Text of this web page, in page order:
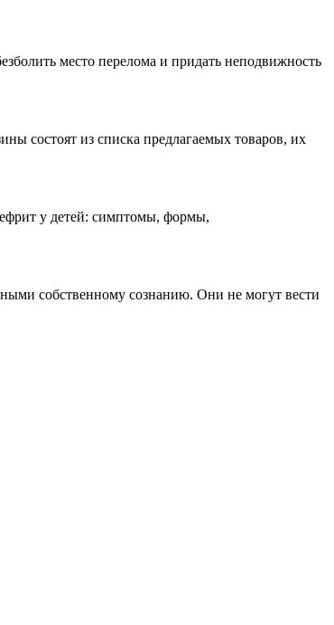
место перелома и придать неподвижность
состоят из списка предлагаемых товаров, их
у детей: симптомы, формы,
собственному сознанию. Они не могут вести